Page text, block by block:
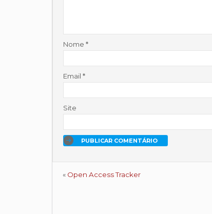
Nome *
Email *
Site
« Open Access Tracker